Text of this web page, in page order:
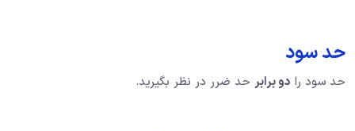
حد سود
حد سود را دو برابر حد ضرر در نظر بگیرید.